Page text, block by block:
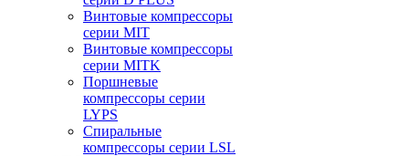
Винтовые компрессоры
серии MIT
Винтовые компрессоры
серии MITK
Поршневые
компрессоры серии
LYPS
Спиральные
компрессоры серии LSL